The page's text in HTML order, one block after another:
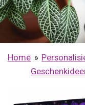
Home »